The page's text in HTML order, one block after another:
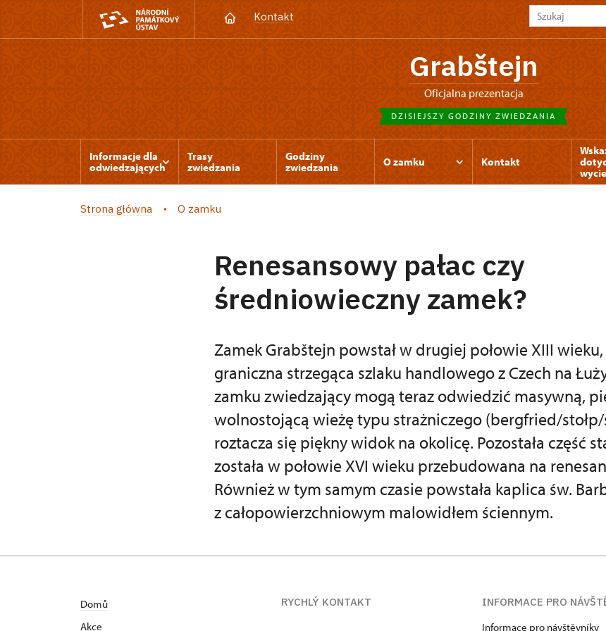
Kontakt
Grabštejn
Oficjalna prezentacja
DZISIEJSZY GODZINY ZWIEDZANIA
Informacje dla
odwiedzających
Trasy
zwiedzania
Godziny
zwiedzania
O zamku Kontakt
Strona główna O zamku
Renesansowy pałac czy
średniowieczny zamek?
Zamek Grabštejn powstał w drugiej połowie XIII
graniczna strzegąca szlaku handlowego z Czech na
zamku zwiedzający mogą teraz odwiedzić masywną,
wolnostojącą wieżę typu strażniczego (bergfried/stołp/
roztacza się piękny widok na okolicę. Pozostała część
została w połowie XVI wieku przebudowana na
Również w tym samym czasie powstała kaplica św.
z całopowierzchniowym malowidłem ściennym.
Domů
Akce
RYCHLÝ KONTAKT
INFORMACE PRO
Informace pro návštěvníky